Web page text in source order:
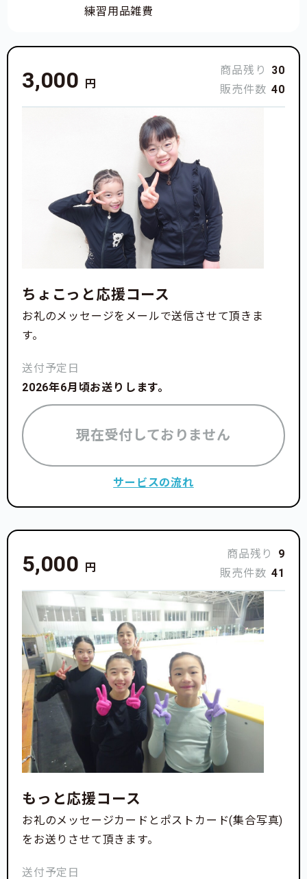
・第23回全日本ノービス選手権大会 ノービスA男
子 23位
・第42回全国中学校スケート競技大会 9位
・第91回全日本Jr選手権大会 男子 23位
・特別国民体育大会 男子 13位
・第43回全国中学校スケート競技大会 女子 出
場
・第74回全国高等学校スケート選手権大会 男子
７位入賞
3位
・第58回中部フィギュアスケート選手権大会 選手
権クラス男子 優勝
＜プロジェクトを始める理由＞
毎年7月〜9月は石川県のアイスリンクが開いていな
いため、新潟県新潟市のアイスリンク付近にアパート
を借りて合宿を行ってきました。
の大雨の影響で健民スポレクプラザの製氷機などの機
械が水没し、使えなくなってしまいました。
今シーズンは石川県で滑るのはもう無理かもしれない
2026年3月中にアイスリンク再開を目指して修繕して
くださることになり、クラブ員一同本当に感謝してい
ます。
石川県で滑ることができない今この期間、それでも頑
練習用品雑費
3,000 円
商品残り
30
販売件数 40
ちょこっと応援コース
お礼のメッセージをメールで送信させて頂きま
す。
送付予定日
2026年6月頃お送りします。
現在受付しておりません
サービスの流れ
5,000 円
商品残り
9
販売件数 41
もっと応援コース
お礼のメッセージカードとポストカード(集合写真)
をお送りさせて頂きます。
送付予定日